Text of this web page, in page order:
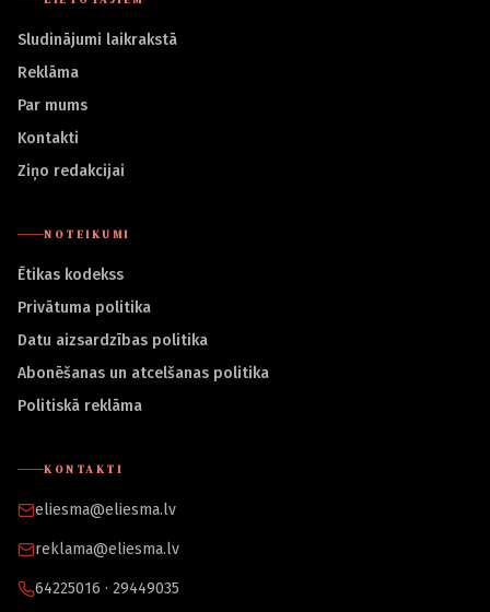
Sludinājumi laikrakstā
Reklāma
Par mums
Kontakti
Ziņo redakcijai
NOTEIKUMI
Ētikas kodekss
Privātuma politika
Datu aizsardzības politika
Abonēšanas un atcelšanas politika
Politiskā reklāma
KONTAKTI
eliesma@eliesma.lv
reklama@eliesma.lv
64225016 · 29449035